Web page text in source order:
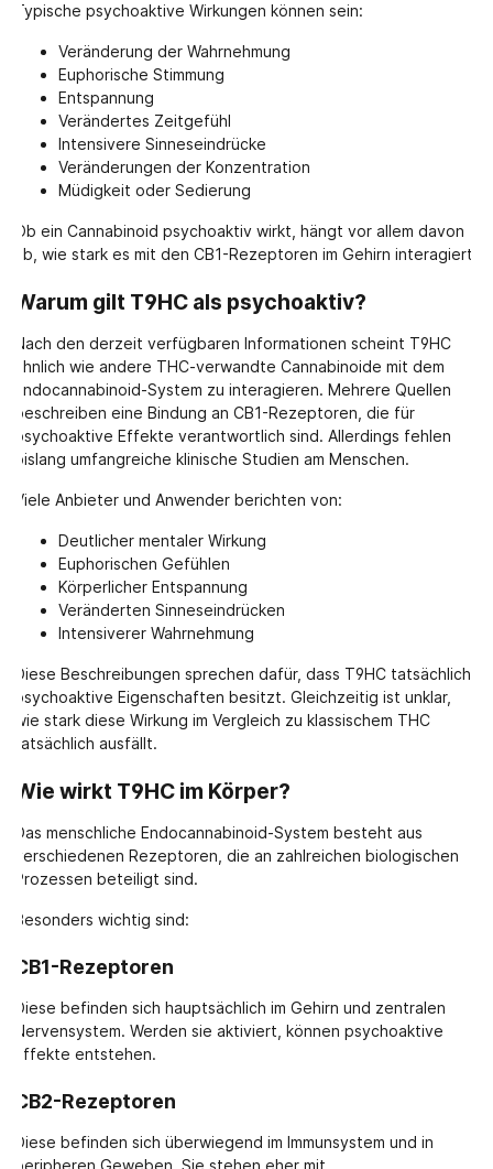
Typische psychoaktive Wirkungen können sein:
Veränderung der Wahrnehmung
Euphorische Stimmung
Entspannung
Verändertes Zeitgefühl
Intensivere Sinneseindrücke
Veränderungen der Konzentration
Müdigkeit oder Sedierung
Ob ein Cannabinoid psychoaktiv wirkt, hängt vor allem davon
ab, wie stark es mit den CB1-Rezeptoren im Gehirn interagiert.
Warum gilt T9HC als psychoaktiv?
Nach den derzeit verfügbaren Informationen scheint T9HC
ähnlich wie andere THC-verwandte Cannabinoide mit dem
Endocannabinoid-System zu interagieren. Mehrere Quellen
beschreiben eine Bindung an CB1-Rezeptoren, die für
psychoaktive Effekte verantwortlich sind. Allerdings fehlen
bislang umfangreiche klinische Studien am Menschen.
Viele Anbieter und Anwender berichten von:
Deutlicher mentaler Wirkung
Euphorischen Gefühlen
Körperlicher Entspannung
Veränderten Sinneseindrücken
Intensiverer Wahrnehmung
Diese Beschreibungen sprechen dafür, dass T9HC tatsächlich
psychoaktive Eigenschaften besitzt. Gleichzeitig ist unklar,
wie stark diese Wirkung im Vergleich zu klassischem THC
tatsächlich ausfällt.
Wie wirkt T9HC im Körper?
Das menschliche Endocannabinoid-System besteht aus
verschiedenen Rezeptoren, die an zahlreichen biologischen
Prozessen beteiligt sind.
Besonders wichtig sind:
CB1-Rezeptoren
Diese befinden sich hauptsächlich im Gehirn und zentralen
Nervensystem. Werden sie aktiviert, können psychoaktive
Effekte entstehen.
CB2-Rezeptoren
Diese befinden sich überwiegend im Immunsystem und in